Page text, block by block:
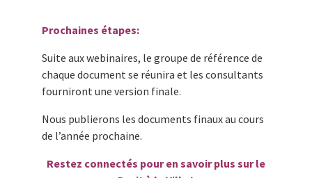
Prochaines étapes:
Suite aux webinaires, le groupe de référence de
chaque document se réunira et les consultants
fourniront une version finale.
Nous publierons les documents finaux au cours
de l’année prochaine.
Restez connectés pour en savoir plus sur le